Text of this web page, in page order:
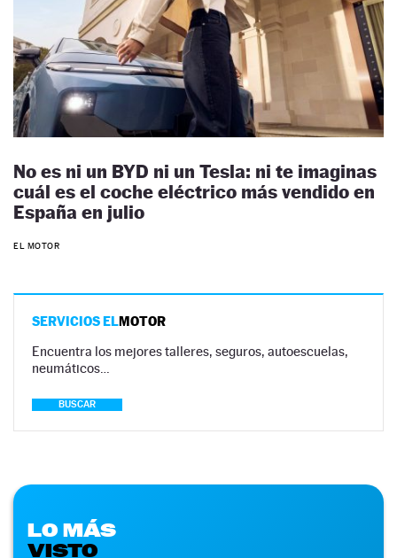
No es ni un BYD ni un Tesla: ni te imaginas
cuál es el coche eléctrico más vendido en
España en julio
EL MOTOR
SERVICIOS ELMOTOR
Encuentra los mejores talleres, seguros, autoescuelas,
neumáticos…
BUSCAR
LO MÁS
VISTO